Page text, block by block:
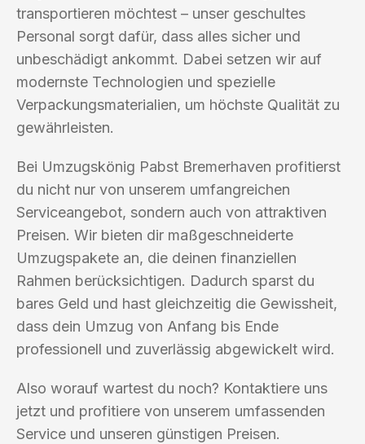
transportieren möchtest – unser geschultes
Personal sorgt dafür, dass alles sicher und
unbeschädigt ankommt. Dabei setzen wir auf
modernste Technologien und spezielle
Verpackungsmaterialien, um höchste Qualität zu
gewährleisten.
Bei Umzugskönig Pabst Bremerhaven profitierst
du nicht nur von unserem umfangreichen
Serviceangebot, sondern auch von attraktiven
Preisen. Wir bieten dir maßgeschneiderte
Umzugspakete an, die deinen finanziellen
Rahmen berücksichtigen. Dadurch sparst du
bares Geld und hast gleichzeitig die Gewissheit,
dass dein Umzug von Anfang bis Ende
professionell und zuverlässig abgewickelt wird.
Also worauf wartest du noch? Kontaktiere uns
jetzt und profitiere von unserem umfassenden
Service und unseren günstigen Preisen.